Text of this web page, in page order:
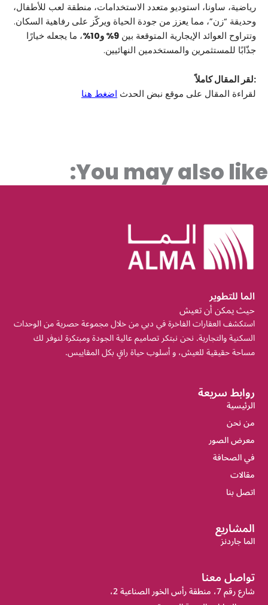
رياضية، ساونا، استوديو متعدد الاستخدامات، منطقة لعب للأطفال،
وحديقة “زن”، مما يعزز من جودة الحياة ويركّز على رفاهية السكان.
وتتراوح العوائد الإيجارية المتوقعة بين 9% و10%
، ما يجعله خيارًا
جذّابًا للمستثمرين والمستخدمين النهائيين.
:لقر المقال كاملاً
لقراءة المقال على موقع نبض الحدث اضغط هنا
You may also like:
الما للتطوير
حيث يمكن أن تعيش
استكشف العقارات الفاخرة في دبي من خلال مجموعة حصرية من الوحدات
السكنية والتجارية. نحن نبتكر تصاميم عالية الجودة ومبتكرة لنوفر لك
مساحة حقيقية للعيش، و أسلوب حياة راقٍ بكل المقاييس.
روابط سريعة
الرئيسية
من نحن
معرض الصور
في الصحافة
مقالات
اتصل بنا
المشاريع
الما جاردنز
تواصل معنا
شارع رقم 7، منطقة رأس الخور الصناعية 2،